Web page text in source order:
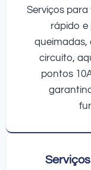
Serviços
rápido e
circuito,
pontos